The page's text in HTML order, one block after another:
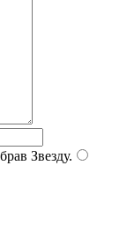
Звезду.